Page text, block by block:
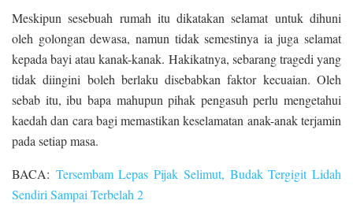
Meskipun sesebuah rumah itu dikatakan selamat untuk dihuni
oleh golongan dewasa, namun tidak semestinya ia juga selamat
kepada bayi atau kanak-kanak. Hakikatnya, sebarang tragedi yang
tidak diingini boleh berlaku disebabkan faktor kecuaian. Oleh
sebab itu, ibu bapa mahupun pihak pengasuh perlu mengetahui
kaedah dan cara bagi memastikan keselamatan anak-anak terjamin
pada setiap masa.
BACA: Tersembam Lepas Pijak Selimut, Budak Tergigit Lidah
Sendiri Sampai Terbelah 2